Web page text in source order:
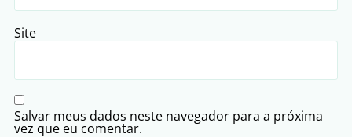
Site
Salvar meus dados neste navegador para a próxima
vez que eu comentar.